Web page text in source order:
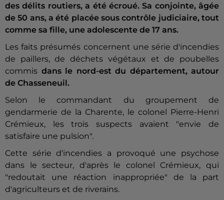
des délits routiers, a été écroué. Sa conjointe, âgée
de 50 ans, a été placée sous contrôle judiciaire, tout
comme sa fille, une adolescente de 17 ans.
Les faits présumés concernent une série d'incendies
de paillers, de déchets végétaux et de poubelles
commis dans le nord-est du département, autour
de Chasseneuil.
Selon le commandant du groupement de
gendarmerie de la Charente, le colonel Pierre-Henri
Crémieux, les trois suspects avaient "envie de
satisfaire une pulsion".
Cette série d'incendies a provoqué une psychose
dans le secteur, d'après le colonel Crémieux, qui
"redoutait une réaction inappropriée" de la part
d'agriculteurs et de riverains.